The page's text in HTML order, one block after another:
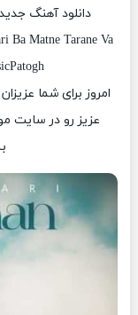
دانلود آهنگ
Ba Matne Tarane Va
امروز برای شما
عزیز رو در سایت